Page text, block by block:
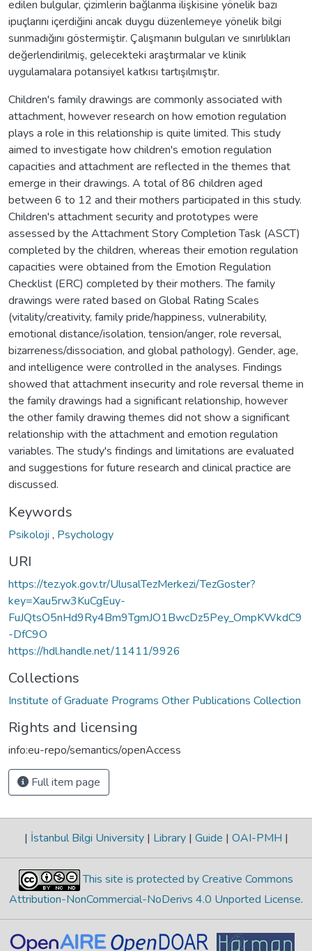
edilen bulgular, çizimlerin bağlanma ilişkisine yönelik bazı
ipuçlarını içerdiğini ancak duygu düzenlemeye yönelik bilgi
sunmadığını göstermiştir. Çalışmanın bulguları ve sınırlılıkları
değerlendirilmiş, gelecekteki araştırmalar ve klinik
uygulamalara potansiyel katkısı tartışılmıştır.
Children's family drawings are commonly associated with
attachment, however research on how emotion regulation
plays a role in this relationship is quite limited. This study
aimed to investigate how children's emotion regulation
capacities and attachment are reflected in the themes that
emerge in their drawings. A total of 86 children aged
between 6 to 12 and their mothers participated in this study.
Children's attachment security and prototypes were
assessed by the Attachment Story Completion Task (ASCT)
completed by the children, whereas their emotion regulation
capacities were obtained from the Emotion Regulation
Checklist (ERC) completed by their mothers. The family
drawings were rated based on Global Rating Scales
(vitality/creativity, family pride/happiness, vulnerability,
emotional distance/isolation, tension/anger, role reversal,
bizarreness/dissociation, and global pathology). Gender, age,
and intelligence were controlled in the analyses. Findings
showed that attachment insecurity and role reversal theme in
the family drawings had a significant relationship, however
the other family drawing themes did not show a significant
relationship with the attachment and emotion regulation
variables. The study's findings and limitations are evaluated
and suggestions for future research and clinical practice are
discussed.
Keywords
Psikoloji , Psychology
URI
https://tez.yok.gov.tr/UlusalTezMerkezi/TezGoster?
key=Xau5rw3KuCgEuy-
FuJQtsO5nHd9Ry4Bm9TgmJO1BwcDz5Pey_OmpKWkdC9
-DfC9O
https://hdl.handle.net/11411/9926
Collections
Institute of Graduate Programs Other Publications Collection
Rights and licensing
info:eu-repo/semantics/openAccess
Full item page
| İstanbul Bilgi University | Library | Guide | OAI-PMH |
This site is protected by Creative Commons
Attribution-NonCommercial-NoDerivs 4.0 Unported License.